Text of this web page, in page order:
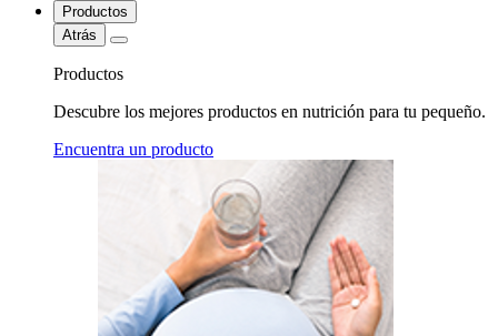
Productos
Atrás
Productos
Descubre los mejores productos en nutrición para tu pequeño.
Encuentra un producto